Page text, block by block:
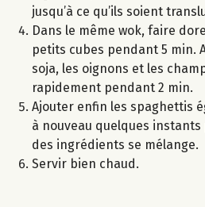
jusqu’à ce qu’ils soient
Dans le même wok, faire
petits cubes pendant 5 min.
soja, les oignons et les
rapidement pendant 2 min.
Ajouter enfin les spaghettis
à nouveau quelques instants
des ingrédients se mélange.
Servir bien chaud.